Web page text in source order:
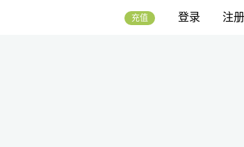
充值 登录 注册